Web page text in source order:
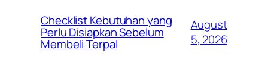
Checklist Kebutuhan yang
Perlu Disiapkan Sebelum
Membeli Terpal
August
5, 2026